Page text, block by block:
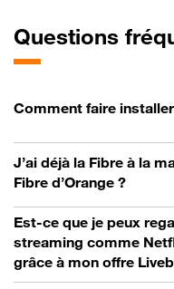
Questions
Comment faire
J’ai déjà la Fibre à la
Fibre d’Orange ?
Est-ce que je peux
streaming comme
grâce à mon offre